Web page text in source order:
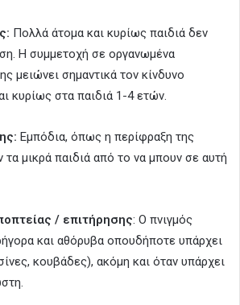
Πολλά άτομα και κυρίως παιδιά δεν
Η συμμετοχή σε οργανωμένα
μειώνει σημαντικά τον κίνδυνο
κυρίως στα παιδιά 1-4 ετών.
Εμπόδια, όπως η περίφραξη της
τα μικρά παιδιά από το να μπουν σε αυτή
/ επιτήρησης: Ο πνιγμός
και αθόρυβα οπουδήποτε υπάρχει
κουβάδες), ακόμη και όταν υπάρχει